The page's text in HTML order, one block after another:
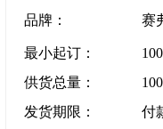
品牌：
赛
最小起订：
供货总量：
发货期限：
付